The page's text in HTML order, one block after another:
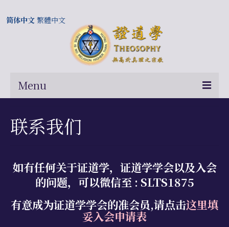
Menu
关于我们
总部及历届会长
相关国际网站
伍廷芳与证道学在中国的历史
联系我们
如有任何关于证道学，证道学学会以及入会
的问题，可以微信至 : SLTS1875
有意成为证道学学会的准会员,请点击这里填
妥入会申请表
简体中文 繁體中文